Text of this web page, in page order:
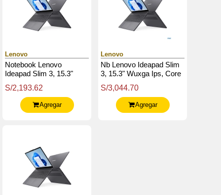
Lenovo
Notebook Lenovo
Ideapad Slim 3, 15.3"
13420H 2.1 / 4.6Ghz,
8Gb Ddr5-4800
S/2,193.62
Agregar
Lenovo
Nb Lenovo Ideapad Slim
3, 15.3" Wuxga Ips, Core
Ddr5, 512Gb Ssd M.2
S/3,044.70
Agregar